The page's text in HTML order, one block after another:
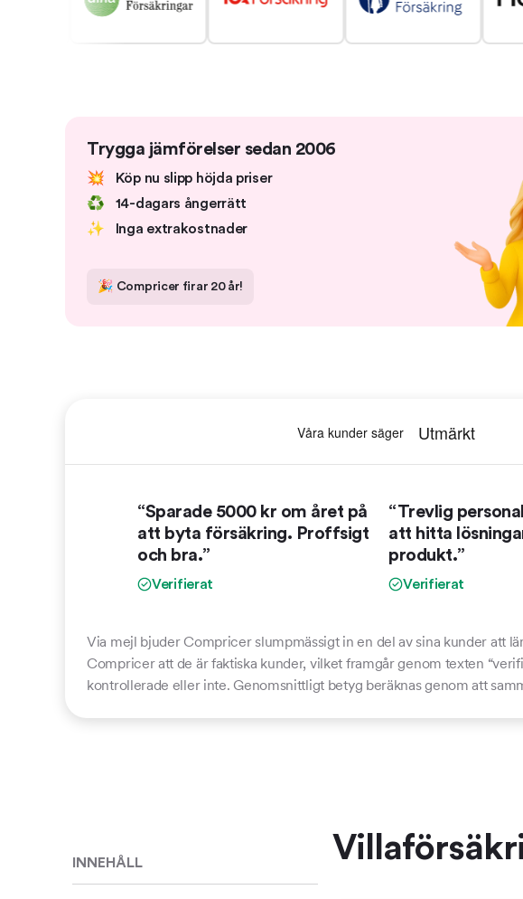
Trygga jämförelser sedan 2006
💥
Köp nu slipp höjda priser
♻️
14-dagars ångerrätt
✨
Inga extrakostnader
🎉 Compricer firar 20 år!
“Sparade 5000 kr om året på
att byta försäkring. Proffsigt
och bra.”
Verifierat
“Trevlig
att hitta
produkt.”
Verifierat
Via mejl bjuder Compricer slumpmässigt in en del av sina kunder att
Compricer att de är faktiska kunder, vilket framgår genom texten
kontrollerade eller inte. Genomsnittligt betyg beräknas genom att
INNEHÅLL